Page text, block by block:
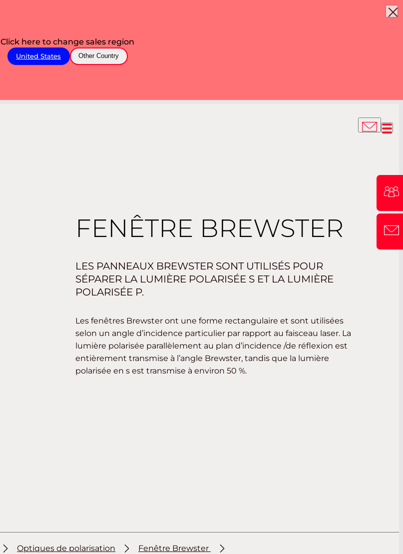
Click here to change sales region
United States Other Country
FENÊTRE BREWSTER
LES PANNEAUX BREWSTER SONT UTILISÉS POUR
SÉPARER LA LUMIÈRE POLARISÉE S ET LA LUMIÈRE
POLARISÉE P.
Les fenêtres Brewster ont une forme rectangulaire et sont utilisées
selon un angle d’incidence particulier par rapport au faisceau laser. La
lumière polarisée parallèlement au plan d’incidence /de réflexion est
entièrement transmise à l’angle Brewster, tandis que la lumière
polarisée en s est transmise à environ 50 %.
Optiques de polarisation Fenêtre Brewster